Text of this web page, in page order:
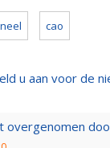
cao
u aan voor de
overgenomen